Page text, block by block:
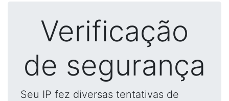
Verificação
de segurança
Seu IP fez diversas tentativas de